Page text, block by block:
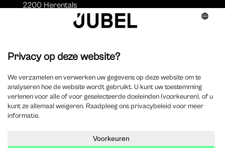
2200 Herentals
Auteurs
Overzicht auteurs
Auteur worden?